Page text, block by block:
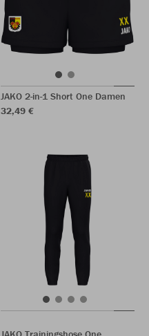
JAKO 2-in-1 Short One Damen
32,49 €